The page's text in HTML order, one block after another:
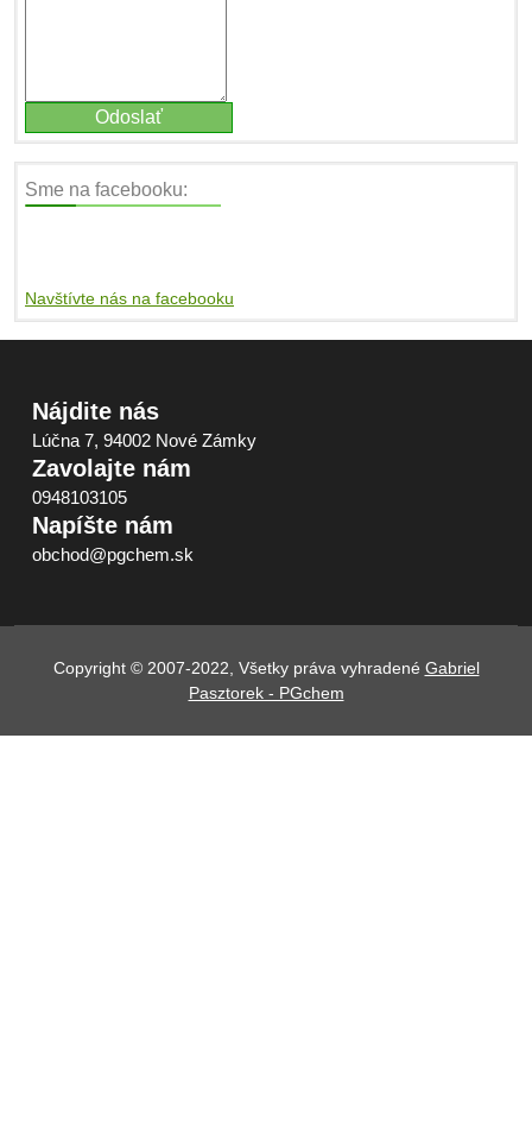
Sme na facebooku:
Navštívte nás na facebooku
Nájdite nás
Lúčna 7, 94002 Nové Zámky
Zavolajte nám
0948103105
Napíšte nám
obchod@pgchem.sk
Copyright © 2007-2022, Všetky práva vyhradené Gabriel
Pasztorek - PGchem